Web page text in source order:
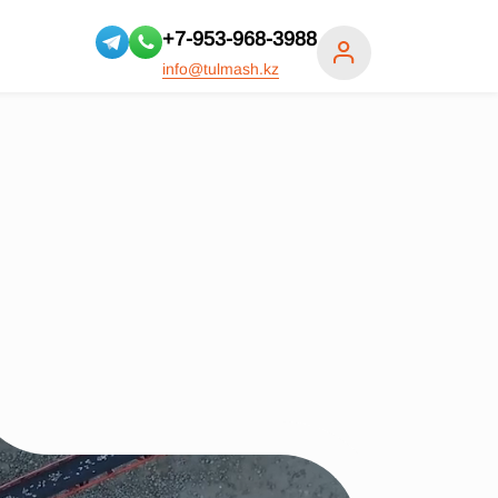
+7-953-968-3988
info@tulmash.kz